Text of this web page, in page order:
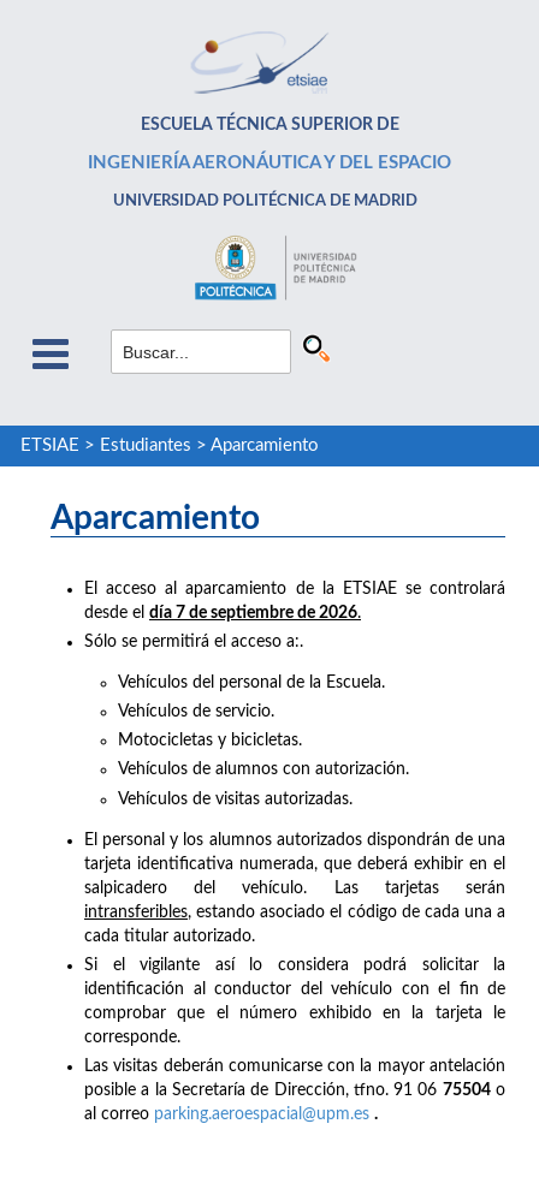
ESCUELA TÉCNICA SUPERIOR DE
INGENIERÍA AERONÁUTICA Y DEL ESPACIO
UNIVERSIDAD POLITÉCNICA DE MADRID
ETSIAE > Estudiantes > Aparcamiento
Aparcamiento
El acceso al aparcamiento de la ETSIAE se controlará
desde el día 7 de septiembre de 2026.
Sólo se permitirá el acceso a:.
Vehículos del personal de la Escuela.
Vehículos de servicio.
Motocicletas y bicicletas.
Vehículos de alumnos con autorización.
Vehículos de visitas autorizadas.
El personal y los alumnos autorizados dispondrán de una
tarjeta identificativa numerada, que deberá exhibir en el
salpicadero del vehículo. Las tarjetas serán
intransferibles, estando asociado el código de cada una a
cada titular autorizado.
Si el vigilante así lo considera podrá solicitar la
identificación al conductor del vehículo con el fin de
comprobar que el número exhibido en la tarjeta le
corresponde.
Las visitas deberán comunicarse con la mayor antelación
posible a la Secretaría de Dirección, tfno. 91 06 75504o
al correo parking.aeroespacial@upm.es .